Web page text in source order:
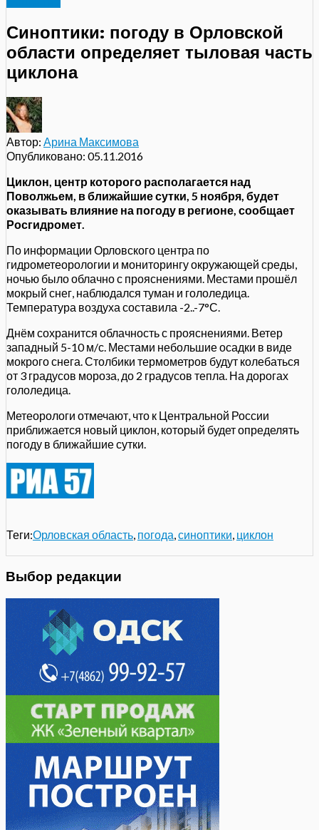
Синоптики: погоду в Орловской
области определяет тыловая часть
циклона
Автор: Арина Максимова
Опубликовано: 05.11.2016
Циклон, центр которого располагается над
Поволжьем, в ближайшие сутки, 5 ноября, будет
оказывать влияние на погоду в регионе, сообщает
Росгидромет.
По информации Орловского центра по
гидрометеорологии и мониторингу окружающей среды,
ночью было облачно с прояснениями. Местами прошёл
мокрый снег, наблюдался туман и гололедица.
Температура воздуха составила -2..-7°С.
Днём сохранится облачность с прояснениями. Ветер
западный 5-10 м/с. Местами небольшие осадки в виде
мокрого снега. Столбики термометров будут колебаться
от 3 градусов мороза, до 2 градусов тепла. На дорогах
гололедица.
Метеорологи отмечают, что к Центральной России
приближается новый циклон, который будет определять
погоду в ближайшие сутки.
Теги:Орловская область погода синоптики циклон
Выбор редакции